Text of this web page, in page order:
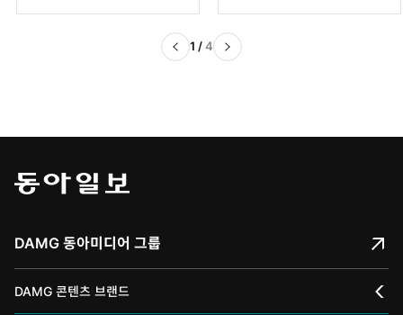
[주성하의 북에서 온 이
1 /4
DAMG 동아미디어 그룹
DAMG 콘텐츠 브랜드